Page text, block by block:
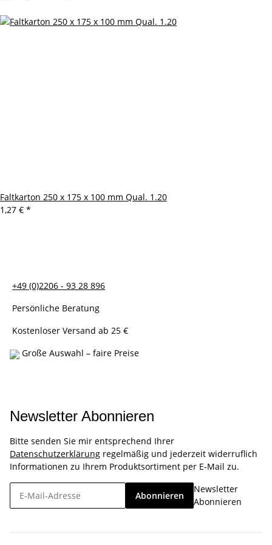
Faltkarton 250 x 175 x 100 mm Qual. 1.20
1,27 € *
+49 (0)2206 - 93 28 896
Persönliche Beratung
Kostenloser Versand ab 25 €
Große Auswahl – faire Preise
Newsletter Abonnieren
Bitte senden Sie mir entsprechend Ihrer
Datenschutzerklärung regelmäßig und jederzeit widerruflich
Informationen zu Ihrem Produktsortiment per E-Mail zu.
Abonnieren
Newsletter
Abonnieren